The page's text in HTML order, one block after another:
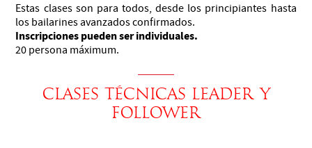
Estas clases son para todos, desde los principiantes hasta
los bailarines avanzados confirmados.
Inscripciones pueden ser individuales.
20 persona máximum.
clases Técnicas leader Y
follower